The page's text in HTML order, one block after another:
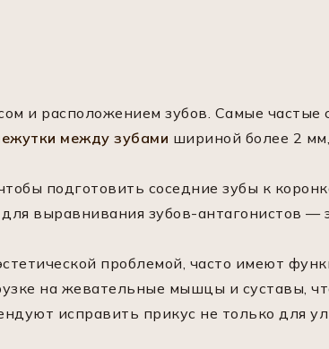
и расположением зубов. Самые частые
между зубами шириной более 2
подготовить соседние зубы к
выравнивания зубов-антагонистов —
проблемой, часто имеют
на жевательные мышцы и суставы,
исправить прикус не только для